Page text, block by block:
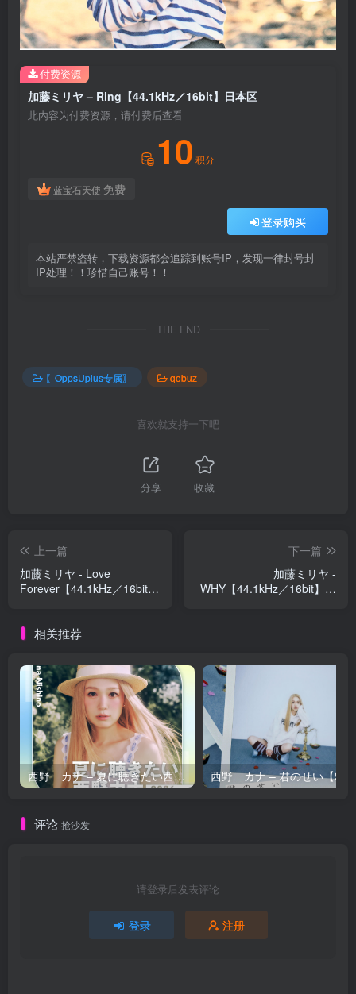
加藤ミリヤ – Ring【44.1kHz／16bit】日本区
此内容为付费资源，请付费后查看
10 积分
蓝宝石天使 免费
登录购买
本站严禁盗转，下载资源都会追踪到账号IP，发现一律封号封
IP处理！！珍惜自己账号！！
付费资源
THE END
〖OppsUplus专属〗 qobuz
喜欢就支持一下吧
分享 收藏
上一篇
加藤ミリヤ - Love
Forever【44.1kHz／16bit】
下一篇
加藤ミリヤ -
WHY【44.1kHz／16bit】日
相关推荐
西野 カナ – 夏に聴きたい西野カナ2026【44.1kHz／16bit】日本区
评论 抢沙发
请登录后发表评论
登录 注册